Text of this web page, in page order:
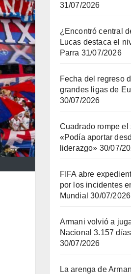
31/07/2026
¿Encontró central
Lucas destaca el
Parra 31/07/2026
Fecha del regreso
grandes ligas de
30/07/2026
Cuadrado rompe el
«Podía aportar
liderazgo» 30/07/
FIFA abre
por los incidentes
Mundial 30/07/2026
Armani volvió a
Nacional 3.157
30/07/2026
La arenga de